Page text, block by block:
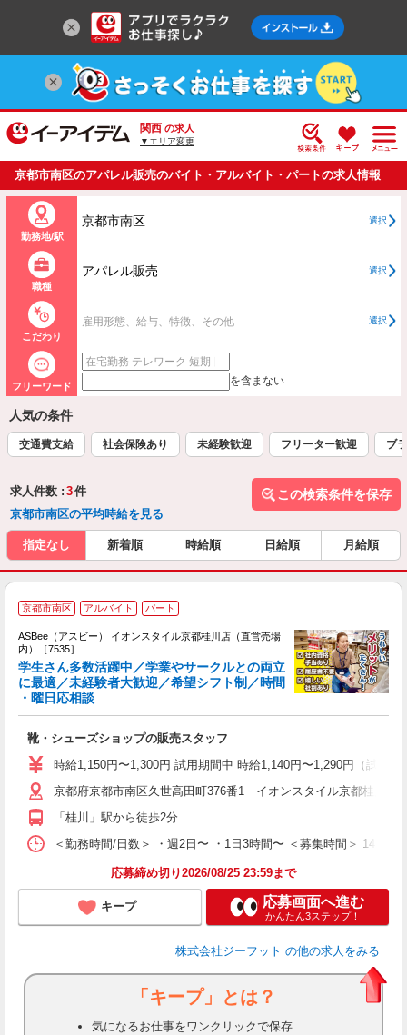
関西 の求人
▼エリア変更
京都市南区のアパレル販売のバイト・アルバイト・パートの求人情報
一覧
勤務地/駅
京都市南区 選択
職種
アパレル販売 選択
こだわり
雇用形態、給与、特徴、その他 選択
フリーワード を含まない
人気の条件
交通費支給 社会保険あり 未経験歓迎 フリーター歓迎 ブ
求人件数 : 3件
京都市南区の平均時給を見る
この検索条件を保存
指定なし 新着順 時給順 日給順 月給順
京都市南区 アルバイト パート
ASBee（アスビー） イオンスタイル京都桂川店（直営売場
内）［7535］
学生さん多数活躍中／学業やサークルとの両立
に最適／未経験者大歓迎／希望シフト制／時間
・曜日応相談
靴・シューズショップの販売スタッフ
時給1,150円〜1,300円 試用期間中 時給1,140円〜1,290円（試用
京都府京都市南区久世高田町376番1 イオンスタイル京都桂川店
「桂川」駅から徒歩2分
＜勤務時間/日数＞ ・週2日〜 ・1日3時間〜 ＜募集時間＞
応募締め切り2026/08/25 23:59まで
キープ 応募画面へ進む
かんたん3ステップ！
株式会社ジーフット の他の求人をみる
「キープ」とは？
気になるお仕事をワンクリックで保存